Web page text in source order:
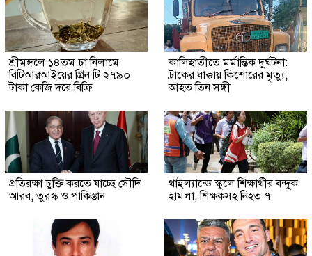
শ্রীমঙ্গলে ১৪তম চা নিলামে
বিটিআরআইয়ের গ্রিন টি ২৭৯০
টাকা কেজি দরে বিক্রি
কালিহাতীতে মর্মান্তিক দুর্ঘটনা:
ট্রাকের ধাক্কায় কিশোরের মৃত্যু,
আহত তিন সঙ্গী
প্রতিরক্ষা চুক্তি করতে যাচ্ছে সৌদি
আরব, তুরস্ক ও পাকিস্তান
থাইল্যান্ডে স্কুলে শিক্ষার্থীর বন্দুক
হামলা, শিক্ষকসহ নিহত ৭